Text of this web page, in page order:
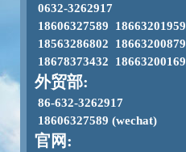
0632-3262917
18606327589 18663201959
18563286802 18663200879
18678373432 18663200169
外贸部:
86-632-3262917
18606327589 (wechat)
官网: